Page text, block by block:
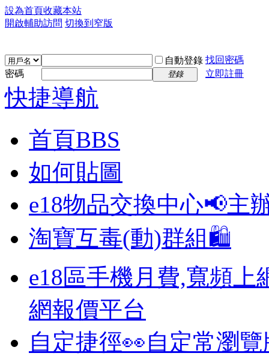
設為首頁收藏本站
開啟輔助訪問 切換到窄版
自動登錄 找回密碼
密碼
登錄 立即註冊
快捷導航
首頁BBS
如何貼圖
e18物品交換中心📢主
淘寶互毒(動)群組🛍️
e18區手機月費,寬頻上
網報價平台
自定捷徑👀自定常瀏